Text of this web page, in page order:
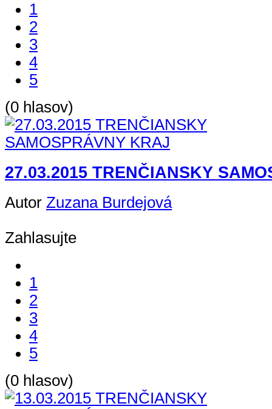
1
2
3
4
5
(0 hlasov)
27.03.2015 TRENČIANSKY
Autor Zuzana Burdejová
Zahlasujte
1
2
3
4
5
(0 hlasov)